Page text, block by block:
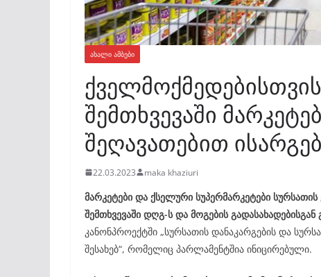
ᲐᲮᲐᲚᲘ ᲐᲛᲑᲔᲑᲘ
შემთხვევაში
შეღავათებით
22.03.2023 maka khaziuri
მარკეტები და ქსელური სუპერმარკეტები სურსათის
შემთხვევაში დღგ-ს და მოგების
კანონპროექტში „სურსათის დანაკარგების და
შესახებ“, რომელიც პარლამენტშია ინიცირებული.